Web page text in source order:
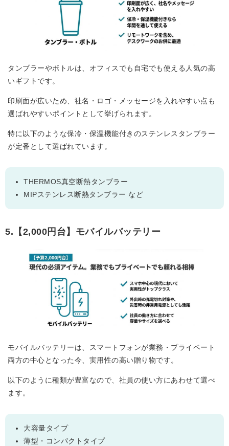
タンブラーやボトルは、オフィスでも自宅でも使える人気の高
いギフトです。
印刷面が広いため、社名・ロゴ・メッセージを入れやすい点も
選ばれやすいポイントとして挙げられます。
特に以下のような保冷・保温機能付きのステンレスタンブラー
が定番として選ばれています。
THERMOS真空断熱タンブラー
MIPステンレス断熱タンブラー など
5.【2,000円台】モバイルバッテリー
モバイルバッテリーは、スマートフォンが業務・プライベート
両方の中心となった今、実用性の高い贈り物です。
以下のように種類が豊富なので、社員の使い方にあわせて選べ
ます。
大容量タイプ
薄型・コンパクトタイプ